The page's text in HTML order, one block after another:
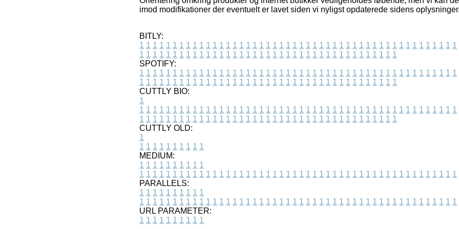
imod modifikationer der eventuelt er lavet siden vi nyligst opdaterede sidens oplysninger.
BITLY:
1 1 1 1 1 1 1 1 1 1 1 1 1 1 1 1 1 1 1 1 1 1 1 1 1 1 1 1 1 1 1 1 1 1 1 1 1 1 1 1 1 1 1 1 1 1 1 1
1 1 1 1 1 1 1 1 1 1 1 1 1 1 1 1 1 1 1 1 1 1 1 1 1 1 1 1 1 1 1 1 1 1 1 1 1 1 1
SPOTIFY:
1 1 1 1 1 1 1 1 1 1 1 1 1 1 1 1 1 1 1 1 1 1 1 1 1 1 1 1 1 1 1 1 1 1 1 1 1 1 1 1 1 1 1 1 1 1 1 1
1 1 1 1 1 1 1 1 1 1 1 1 1 1 1 1 1 1 1 1 1 1 1 1 1 1 1 1 1 1 1 1 1 1 1 1 1 1 1
CUTTLY BIO:
1
1 1 1 1 1 1 1 1 1 1 1 1 1 1 1 1 1 1 1 1 1 1 1 1 1 1 1 1 1 1 1 1 1 1 1 1 1 1 1 1 1 1 1 1 1 1 1 1
1 1 1 1 1 1 1 1 1 1 1 1 1 1 1 1 1 1 1 1 1 1 1 1 1 1 1 1 1 1 1 1 1 1 1 1 1 1 1
CUTTLY OLD:
1
1 1 1 1 1 1 1 1 1 1
MEDIUM:
1 1 1 1 1 1 1 1 1 1
1 1 1 1 1 1 1 1 1 1 1 1 1 1 1 1 1 1 1 1 1 1 1 1 1 1 1 1 1 1 1 1 1 1 1 1 1 1 1 1 1 1 1 1 1 1 1 1
PARALLELS:
1 1 1 1 1 1 1 1 1 1
1 1 1 1 1 1 1 1 1 1 1 1 1 1 1 1 1 1 1 1 1 1 1 1 1 1 1 1 1 1 1 1 1 1 1 1 1 1 1 1 1 1 1 1 1 1 1 1
URL PARAMETER:
1 1 1 1 1 1 1 1 1 1